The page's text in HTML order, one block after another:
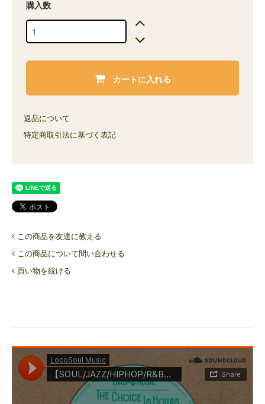
購入数
カートに入れる
返品について
特定商取引法に基づく表記
この商品を友達に教える
この商品について問い合わせる
買い物を続ける